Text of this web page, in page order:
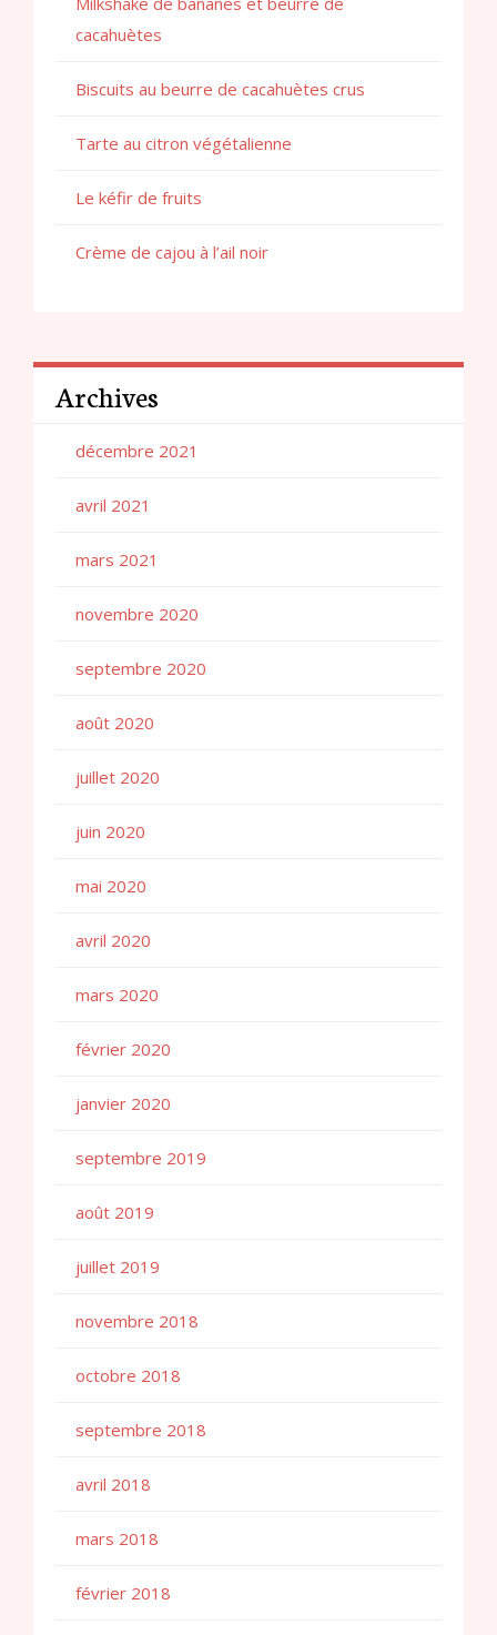
cacahuètes
Biscuits au beurre de cacahuètes crus
Tarte au citron végétalienne
Le kéfir de fruits
Crème de cajou à l’ail noir
Archives
décembre 2021
avril 2021
mars 2021
novembre 2020
septembre 2020
août 2020
juillet 2020
juin 2020
mai 2020
avril 2020
mars 2020
février 2020
janvier 2020
septembre 2019
août 2019
juillet 2019
novembre 2018
octobre 2018
septembre 2018
avril 2018
mars 2018
février 2018